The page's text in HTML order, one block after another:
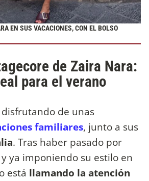
EN SUS VACACIONES, CON EL BOLSO
de Zaira Nara:
para el verano
de unas
familiares, junto a sus
. Tras haber pasado por
y ya imponiendo su estilo en
está llamando la atención